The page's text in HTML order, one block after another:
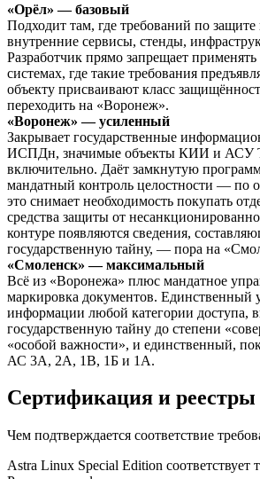
«Орёл» — базовый
Подходит там, где требований по
внутренние сервисы, стенды,
Разработчик прямо запрещает применять
системах, где такие требования
объекту присваивают класс
переходить на «Воронеж».
«Воронеж» — усиленный
Закрывает государственные
ИСПДн, значимые объекты КИИ и АСУ
включительно. Даёт замкнутую
мандатный контроль целостности — по
это снимает необходимость покупать
средства защиты от
контуре появляются сведения,
государственную тайну, — пора на
«Смоленск» — максимальный
Всё из «Воронежа» плюс мандатное
маркировка документов. Единственный
информации любой категории доступа,
государственную тайну до степени
«особой важности», и единственный,
АС 3А, 2А, 1В, 1Б и 1А.
Сертификация и реестры
Чем подтверждается соответствие
Astra Linux Special Edition